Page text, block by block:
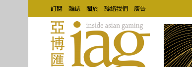
訂閱 雜誌 關於 聯絡我們 廣告